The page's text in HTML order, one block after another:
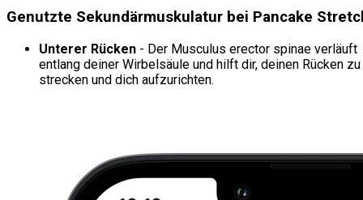
Genutzte Sekundärmuskulatur bei Pancake
Unterer Rücken - Der Musculus erector spinae verläuft
entlang deiner Wirbelsäule und hilft dir, deinen Rücken zu
strecken und dich aufzurichten.